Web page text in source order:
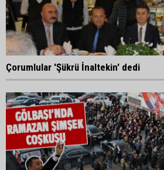
Çorumlular 'Şükrü İnaltekin' dedi